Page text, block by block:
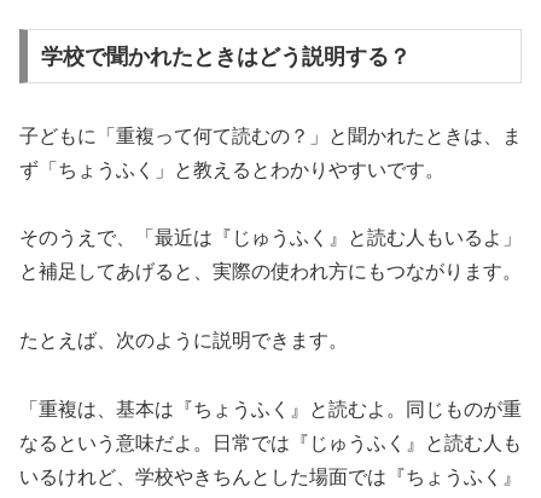
学校で聞かれたときはどう説明する？
子どもに「重複って何て読むの？」と聞かれたときは、ま
ず「ちょうふく」と教えるとわかりやすいです。
そのうえで、「最近は『じゅうふく』と読む人もいるよ」
と補足してあげると、実際の使われ方にもつながります。
たとえば、次のように説明できます。
「重複は、基本は『ちょうふく』と読むよ。同じものが重
なるという意味だよ。日常では『じゅうふく』と読む人も
いるけれど、学校やきちんとした場面では『ちょうふく』